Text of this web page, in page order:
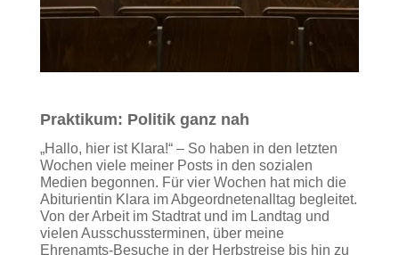
Praktikum: Politik ganz nah
„Hallo, hier ist Klara!“ – So haben in den letzten
Wochen viele meiner Posts in den sozialen
Medien begonnen. Für vier Wochen hat mich die
Abiturientin Klara im Abgeordnetenalltag begleitet.
Von der Arbeit im Stadtrat und im Landtag und
vielen Ausschussterminen, über meine
Ehrenamts-Besuche in der Herbstreise bis hin zu